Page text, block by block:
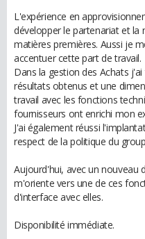
L'expérience en
développer le partenariat et la
matières premières. Aussi je
accentuer cette part de travail.
Dans la gestion des Achats
résultats obtenus et une
travail avec les fonctions
fournisseurs ont enrichi mon
J'ai également réussi
respect de la politique du
Aujourd'hui, avec un nouveau
m'oriente vers une de ces
d'interface avec elles.
Disponibilité immédiate.